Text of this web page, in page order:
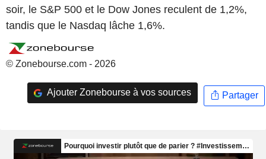
soir, le S&P 500 et le Dow Jones reculent de 1,2%,
tandis que le Nasdaq lâche 1,6%.
© Zonebourse.com - 2026
Ajouter Zonebourse à vos sources Partager